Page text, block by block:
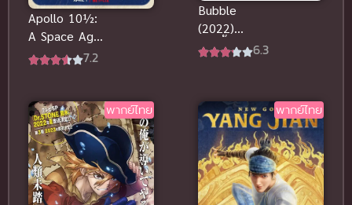
Apollo 10½:
A Space Age
Childhood วัย
7.2
Bubble
(2022)
บับเบิ้ล พากย์
6.3
พากย์ไทย พากย์ไทย